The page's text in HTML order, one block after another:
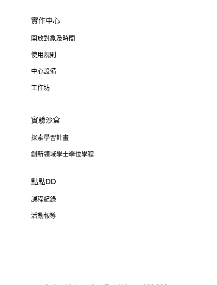
實作中心
開放對象及時間
使用規則
中心設備
工作坊
實驗沙盒
探索學習計畫
創新領域學士學位學程
點點DD
課程紀錄
活動報導